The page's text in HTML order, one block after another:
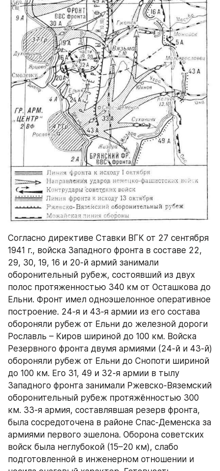
Согласно директиве Ставки ВГК от 27 сентября
1941 г., войска Западного фронта в составе 22,
29, 30, 19, 16 и 20-й армий занимали
оборонительный рубеж, состоявший из двух
полос протяженностью 340 км от Осташкова до
Ельни. Фронт имел одноэшелонное оперативное
построение. 24-я и 43-я армии из его состава
обороняли рубеж от Ельни до железной дороги
Рославль – Киров шириной до 100 км. Войска
Резервного фронта двумя армиями (24-й и 43-й)
обороняли рубеж от Ельни до Снопоти шириной
до 100 км. Его 31, 49 и 32-я армии в тылу
Западного фронта занимали Ржевско-Вяземский
оборонительный рубеж протяжённостью 300
км. 33-я армия, составлявшая резерв фронта,
была сосредоточена в районе Спас-Деменска за
армиями первого эшелона. Оборона советских
войск была неглубокой (15–20 км), слабо
подготовленной в инженерном отношении и